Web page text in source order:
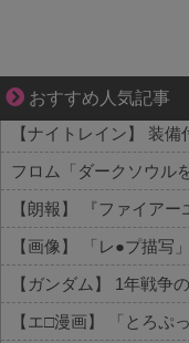
おすすめ人気記事
分かり合えているはず
フロム「ダークソウル
【画像】 「レ●プ描写
【エ□漫画】 「とろぷ